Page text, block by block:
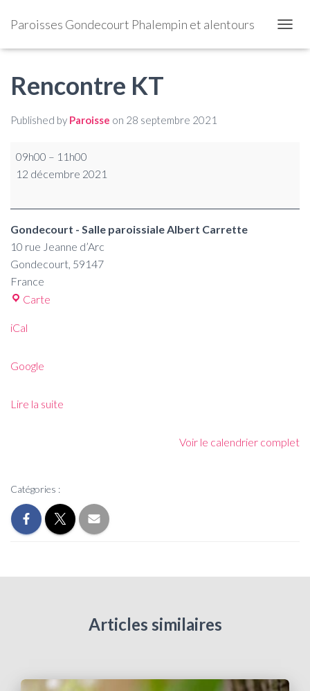
Paroisses Gondecourt Phalempin et alentours
Rencontre KT
Published by Paroisse on 28 septembre 2021
09h00 – 11h00
12 décembre 2021
Gondecourt - Salle paroissiale Albert Carrette
10 rue Jeanne d’Arc
Gondecourt, 59147
France
Carte
iCal
Google
Lire la suite
Voir le calendrier complet
Catégories :
Articles similaires